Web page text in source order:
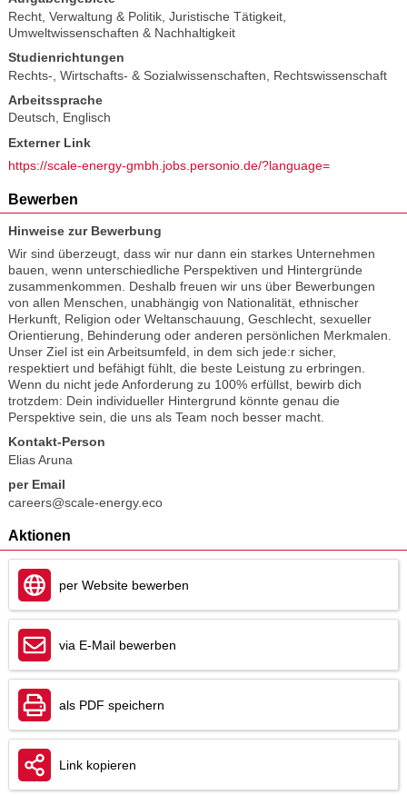
Recht, Verwaltung & Politik Juristische Tätigkeit
Umweltwissenschaften & Nachhaltigkeit
Studienrichtungen
Rechts-, Wirtschafts- & Sozialwissenschaften
Rechtswissenschaft
Arbeitssprache
Deutsch, Englisch
Externer Link
https://scale-energy-gmbh.jobs.personio.de/?language=
Bewerben
Hinweise zur Bewerbung
Wir sind überzeugt, dass wir nur dann ein starkes Unternehmen
bauen, wenn unterschiedliche Perspektiven und Hintergründe
zusammenkommen. Deshalb freuen wir uns über Bewerbungen
von allen Menschen, unabhängig von Nationalität, ethnischer
Herkunft, Religion oder Weltanschauung, Geschlecht, sexueller
Orientierung, Behinderung oder anderen persönlichen Merkmalen.
Unser Ziel ist ein Arbeitsumfeld, in dem sich jede:r sicher,
respektiert und befähigt fühlt, die beste Leistung zu erbringen.
Wenn du nicht jede Anforderung zu 100% erfüllst, bewirb dich
trotzdem: Dein individueller Hintergrund könnte genau die
Perspektive sein, die uns als Team noch besser macht.
Kontakt-Person
Elias Aruna
per Email
careers@scale-energy.eco
Aktionen
per Website bewerben
via E-Mail bewerben
als PDF speichern
Link kopieren